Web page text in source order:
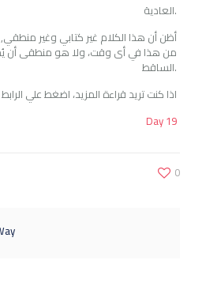
العادية.
أظن أن هذا الكلام غير كتابي وغير
من هذا في أى وقت، ولا هو منطقى أن
الساقط.
اذا كنت تريد قراءة المزيد، اضغط علي الرابط
Day 19
0